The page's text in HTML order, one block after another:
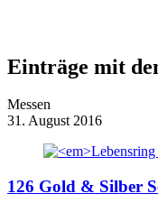
Einträge mit
Messen
31. August 2016
126 Gold & Silber